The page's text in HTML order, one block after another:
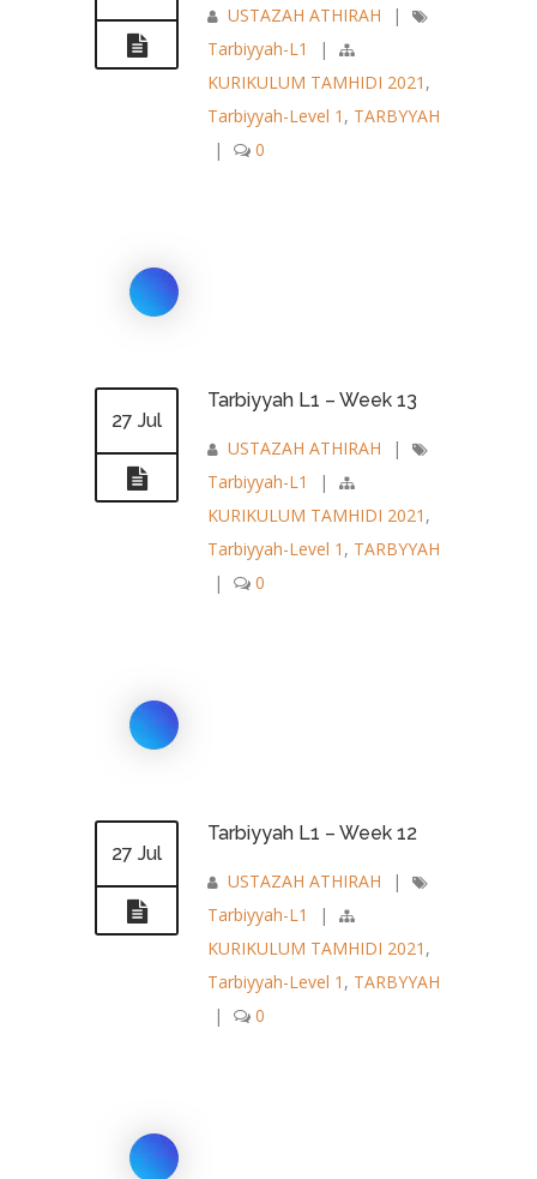
USTAZAH ATHIRAH
|
Tarbiyyah-L1
|
KURIKULUM TAMHIDI 2021 ,
Tarbiyyah-Level 1 , TARBYYAH
|
0
27 Jul
Tarbiyyah L1 – Week 13
USTAZAH ATHIRAH
|
Tarbiyyah-L1
|
KURIKULUM TAMHIDI 2021 ,
Tarbiyyah-Level 1 , TARBYYAH
|
0
27 Jul
Tarbiyyah L1 – Week 12
USTAZAH ATHIRAH
|
Tarbiyyah-L1
|
KURIKULUM TAMHIDI 2021 ,
Tarbiyyah-Level 1 , TARBYYAH
|
0